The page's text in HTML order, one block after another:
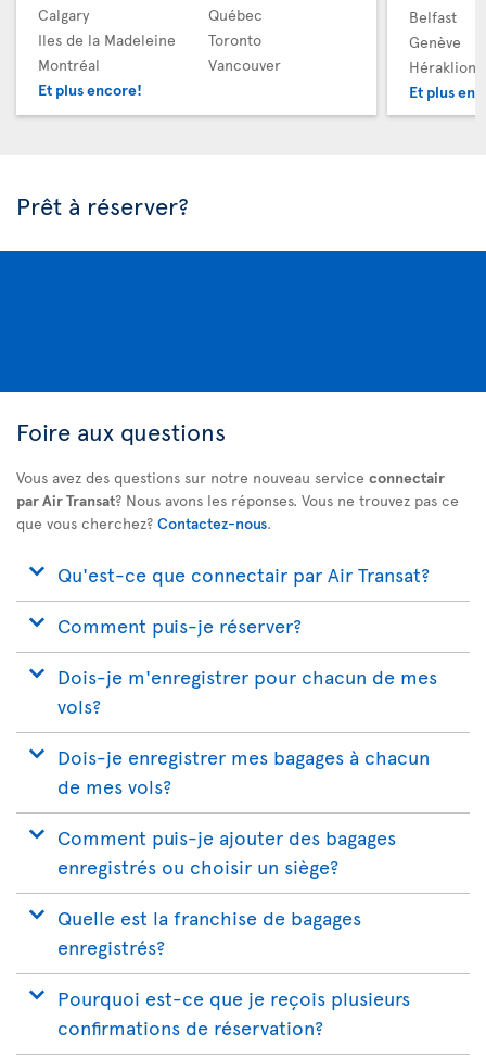
Calgary
Iles de la Madeleine
Montréal
Et plus encore!
Québec
Toronto
Vancouver
Belfast
Genève
Héraklion
Et plus
Prêt à réserver?
Foire aux questions
Vous avez des questions sur notre nouveau service connectair
par Air Transat? Nous avons les réponses. Vous ne trouvez pas ce
que vous cherchez? Contactez-nous.
Qu'est-ce que connectair par Air Transat?
Comment puis-je réserver?
Dois-je m'enregistrer pour chacun de mes
vols?
Dois-je enregistrer mes bagages à chacun
de mes vols?
Comment puis-je ajouter des bagages
enregistrés ou choisir un siège?
Quelle est la franchise de bagages
enregistrés?
Pourquoi est-ce que je reçois plusieurs
confirmations de réservation?